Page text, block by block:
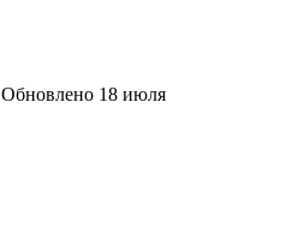
Обновлено 18 июля